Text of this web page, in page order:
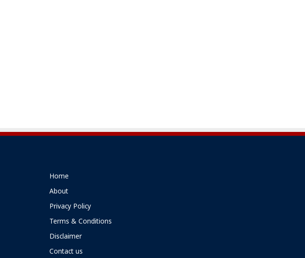
Home
About
Privacy Policy
Terms & Conditions
Disclaimer
Contact us